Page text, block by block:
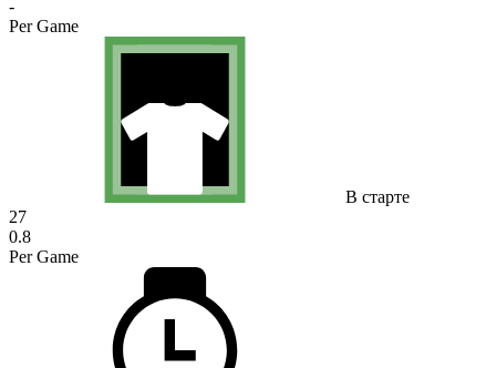
-
Per Game
В старте
27
0.8
Per Game